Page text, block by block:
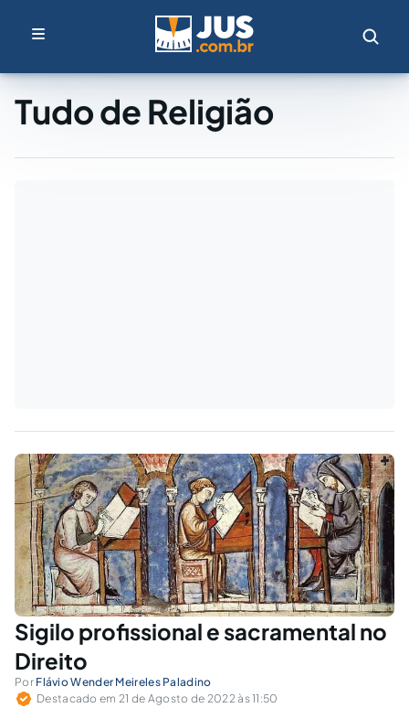
Tudo de Religião
Sigilo profissional e sacramental no
Direito
Por Flávio Wender Meireles Paladino
Destacado em 21 de Agosto de 2022 às 11:50